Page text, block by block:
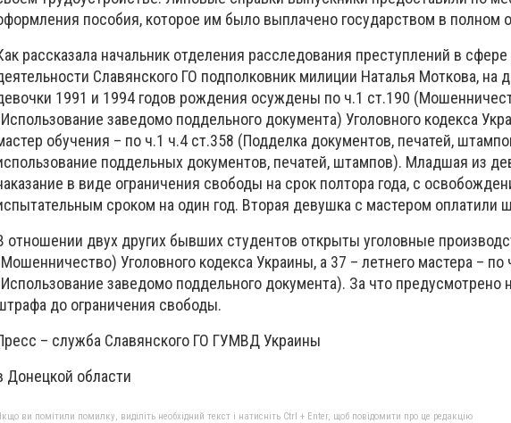
пособия, которое им было выплачено государством в полном
рассказала начальник отделения расследования преступлений в
Славянского ГО подполковник милиции Наталья Моткова, на
1991 и 1994 годов рождения осуждены по ч.1 ст.190
заведомо поддельного документа) Уголовного кодекса
обучения – по ч.1 ч.4 ст.358 (Подделка документов, печатей,
поддельных документов, печатей, штампов). Младшая из
в виде ограничения свободы на срок полтора года, с
сроком на один год. Вторая девушка с мастером оплатили
отношении двух других бывших студентов открыты уголовные
Уголовного кодекса Украины, а 37 – летнего мастера – по
заведомо поддельного документа). За что предусмотрено
до ограничения свободы.
– служба Славянского ГО ГУМВД Украины
Донецкой области
ви помітили помилку, виділіть необхідний текст і натисніть Ctrl + Enter, щоб повідомити про це редакцію